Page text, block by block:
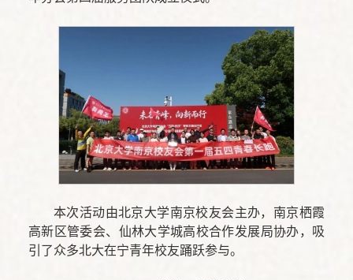
本次活动由北京大学南京校友会主办，南京栖霞
高新区管委会、仙林大学城高校合作发展局协办，吸
引了众多北大在宁青年校友踊跃参与。